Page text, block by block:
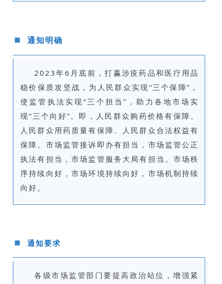
通知明确
2023年6月底前，打赢涉疫药品和医疗用品
稳价保质攻坚战，为人民群众实现“三个保障”，
使监管执法实现“三个担当”，助力各地市场实
现“三个向好”。即，人民群众购药价格有保障、
人民群众用药质量有保障、人民群众合法权益有
保障。市场监管接诉即办有担当，市场监管公正
执法有担当，市场监管服务大局有担当。市场秩
序持续向好，市场环境持续向好，市场机制持续
向好。
通知要求
各级市场监管部门要提高政治站位，增强紧